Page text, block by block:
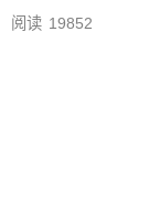
阅读 19852